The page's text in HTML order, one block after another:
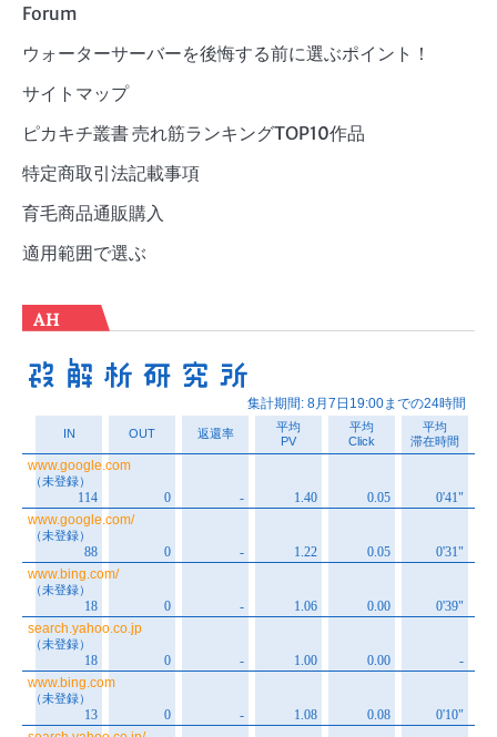
Forum
ウォーターサーバーを後悔する前に選ぶポイント！
サイトマップ
ピカキチ叢書 売れ筋ランキングTOP10作品
特定商取引法記載事項
育毛商品通販購入
適用範囲で選ぶ
AH